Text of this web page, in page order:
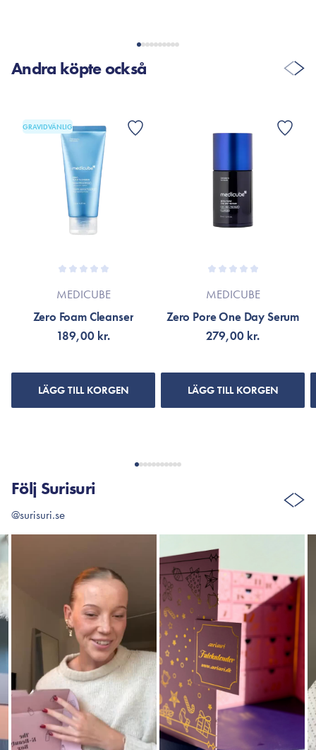
Andra köpte också
GRAVIDVÄNLIG
MEDICUBE
Zero Foam Cleanser
189,00 kr.
LÄGG TILL KORGEN
MEDICUBE
Zero Pore One Day Serum
279,00 kr.
LÄGG TILL KORGEN
Följ Surisuri
@surisuri.se